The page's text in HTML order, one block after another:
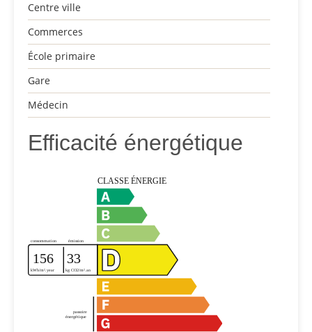
Centre ville
Commerces
École primaire
Gare
Médecin
Efficacité énergétique